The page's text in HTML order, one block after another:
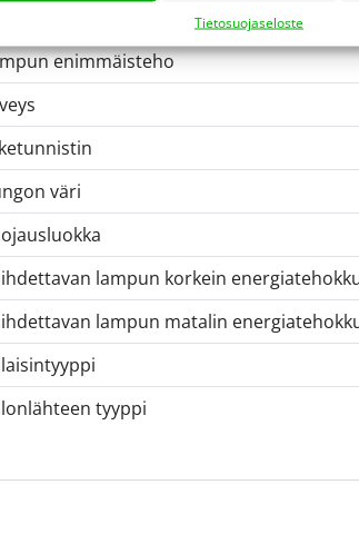
Tietosuojaseloste
enimmäisteho
väri
lampun korkein
lampun matalin
tyyppi